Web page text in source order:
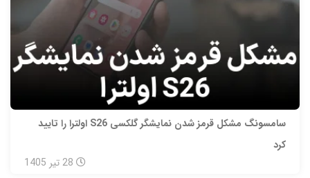
سامسونگ مشکل قرمز شدن نمایشگر گلکسی S26 اولترا را تایید
کرد
28 تیر 1405